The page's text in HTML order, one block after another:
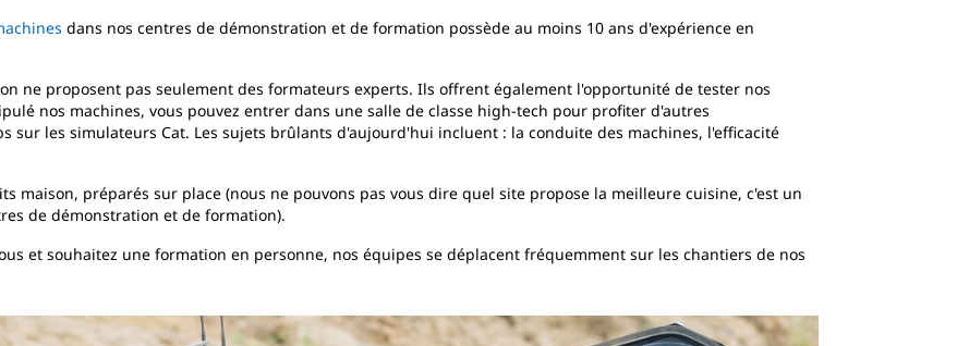
dans nos centres de démonstration et de formation possède au moins 10 ans d'expérience en
ne proposent pas seulement des formateurs experts. Ils offrent également l'opportunité de tester nos
nos machines, vous pouvez entrer dans une salle de classe high-tech pour profiter d'autres
sur les simulateurs Cat. Les sujets brûlants d'aujourd'hui incluent : la conduite des machines, l'efficacité
maison, préparés sur place (nous ne pouvons pas vous dire quel site propose la meilleure cuisine, c'est un
de démonstration et de formation).
et souhaitez une formation en personne, nos équipes se déplacent fréquemment sur les chantiers de nos